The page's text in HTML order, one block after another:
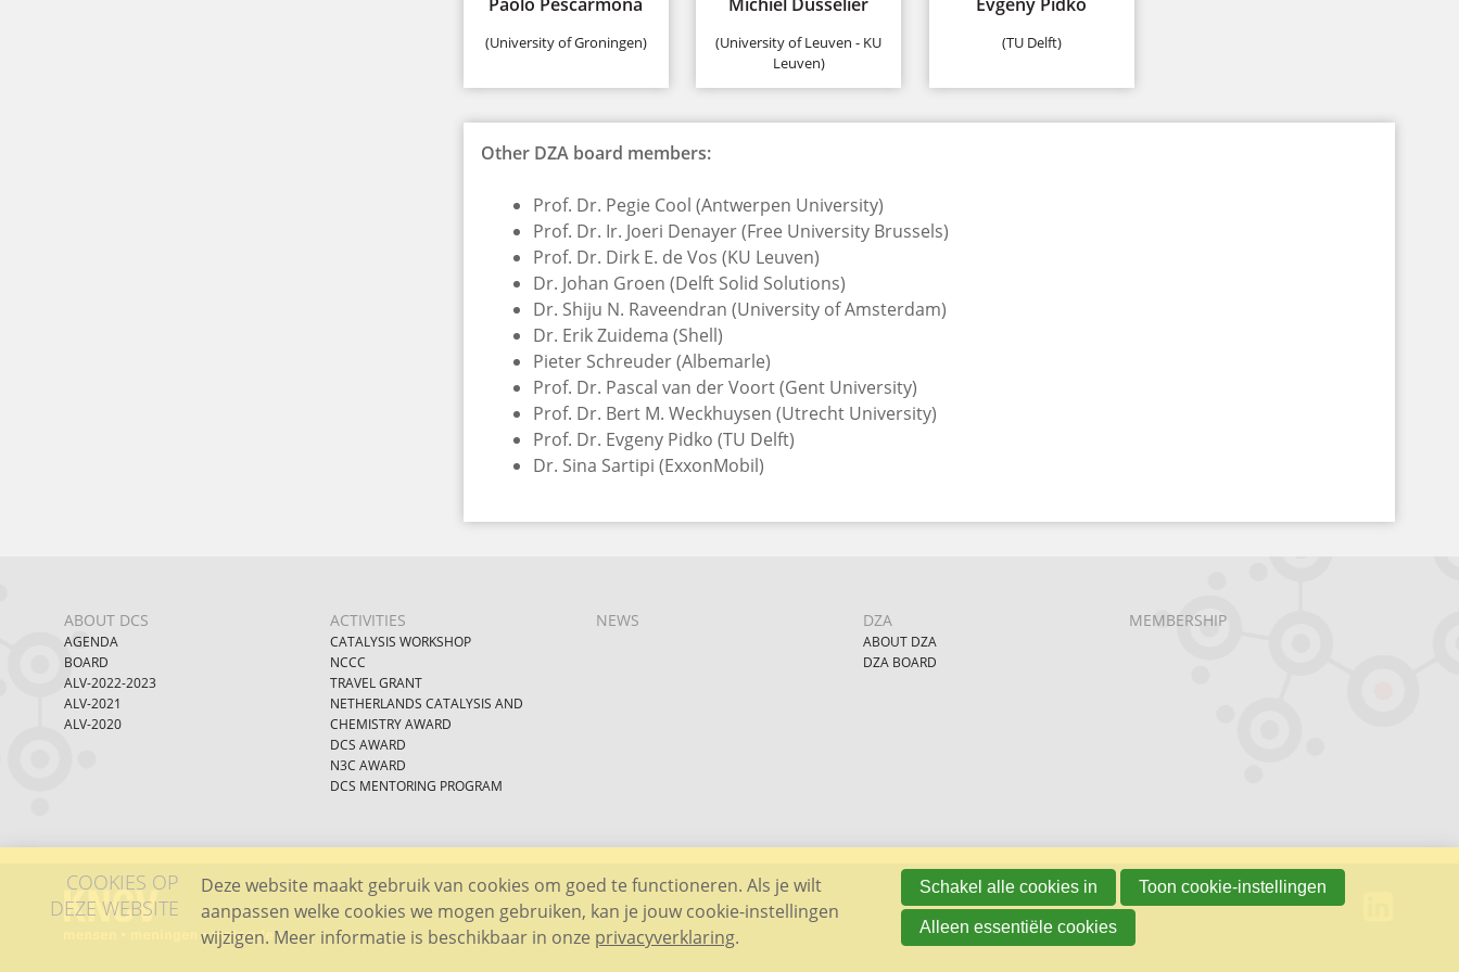
(University of Groningen)
(University of Leuven - KU
Leuven)
(TU Delft)
Other DZA board members:
Prof. Dr. Pegie Cool (Antwerpen University)
Prof. Dr. Ir. Joeri Denayer (Free University Brussels)
Prof. Dr. Dirk E. de Vos (KU Leuven)
Dr. Johan Groen (Delft Solid Solutions)
Dr. Shiju N. Raveendran (University of Amsterdam)
Dr. Erik Zuidema (Shell)
Pieter Schreuder (Albemarle)
Prof. Dr. Pascal van der Voort (Gent University)
Prof. Dr. Bert M. Weckhuysen (Utrecht University)
Prof. Dr. Evgeny Pidko (TU Delft)
Dr. Sina Sartipi (ExxonMobil)
ABOUT DCS
AGENDA
BOARD
ALV-2022-2023
ALV-2021
ALV-2020
ACTIVITIES
CATALYSIS WORKSHOP
NCCC
TRAVEL GRANT
NETHERLANDS CATALYSIS AND
CHEMISTRY AWARD
DCS AWARD
N3C AWARD
DCS MENTORING PROGRAM
NEWS DZA
ABOUT DZA
DZA BOARD
MEMBERSHIP
COOKIES OP
DEZE WEBSITE
Deze website maakt gebruik van cookies om goed te functioneren. Als je wilt
aanpassen welke cookies we mogen gebruiken, kan je jouw cookie-instellingen
wijzigen. Meer informatie is beschikbaar in onze privacyverklaring.
Schakel alle cookies in Toon cookie-instellingen
Alleen essentiële cookies